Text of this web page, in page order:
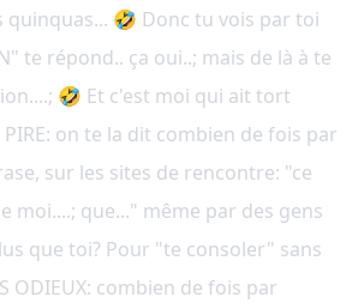
quinquas... 🤣 Donc tu vois par toi
te répond.. ça oui..; mais de là à te
🤣 Et c'est moi qui ait tort
PIRE: on te la dit combien de fois par
sur les sites de rencontre: "ce
moi....; que..." même par des gens
que toi? Pour "te consoler" sans
ODIEUX: combien de fois par